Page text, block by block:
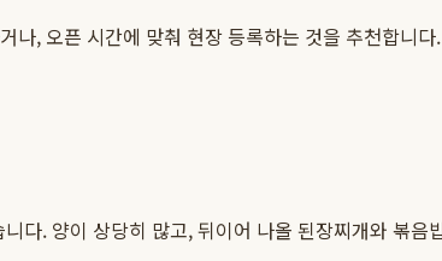
, 오픈 시간에 맞춰 현장 등록하는 것을 추천합니
다. 양이 상당히 많고, 뒤이어 나올 된장찌개와 볶